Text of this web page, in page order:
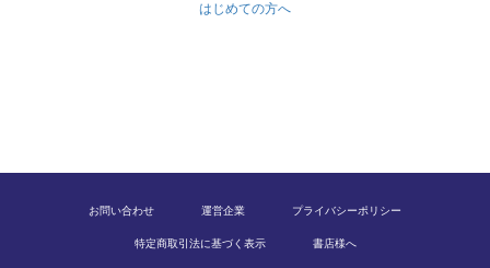
はじめての方へ
お問い合わせ 運営企業 プライバシーポリシー
特定商取引法に基づく表示 書店様へ